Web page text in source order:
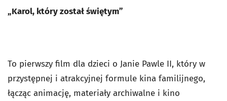
„Karol, który został świętym”
To pierwszy film dla dzieci o Janie Pawle II, który w
przystępnej i atrakcyjnej formule kina familijnego,
łącząc animację, materiały archiwalne i kino